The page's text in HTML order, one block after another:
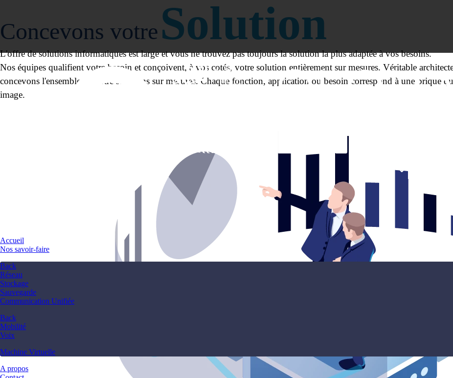
Accueil
Nos savoir-faire
Back
Réseau
Stockage
Sauvegarde
Communication Unifiée
Back
Mobilité
Voix
Machine Virtuelle
A propos
Concevons votreSolution
L'offre de solutions informatiques est large et vous ne trouvez pas toujours la solution la plus adaptée à vos besoins.
Nos équipes qualifient votre besoin et conçoivent, à vos cotés, votre solution entièrement sur mesures. Véritable
concevons l'ensemble de votre solutions sur mesures. Chaque fonction, application ou besoin correspond à une brique
image.